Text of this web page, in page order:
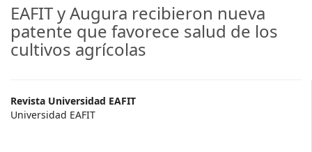
EAFIT y Augura recibieron nueva
patente que favorece salud de los
cultivos agrícolas
Main
Article
Revista Universidad EAFIT
Universidad EAFIT